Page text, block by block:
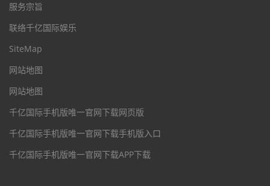
服务宗旨
联络千亿国际娱乐
SiteMap
网站地图
网站地图
千亿国际手机版唯一官网下载网页版
千亿国际手机版唯一官网下载手机版入口
千亿国际手机版唯一官网下载APP下载